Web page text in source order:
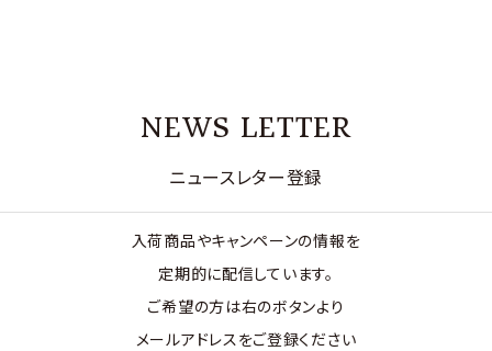
NEWS LETTER
ニュースレター登録
入荷商品やキャンペーンの情報を
定期的に配信しています。
ご希望の方は右のボタンより
メールアドレスをご登録ください